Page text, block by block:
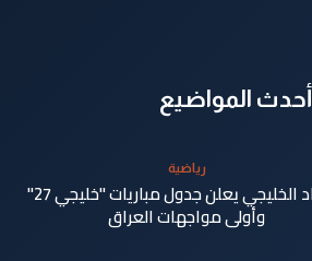
أحدث المواضيع
رياضية
الاتحاد الخليجي يعلن جدول مباريات "خليجي 27"
وأولى مواجهات العراق